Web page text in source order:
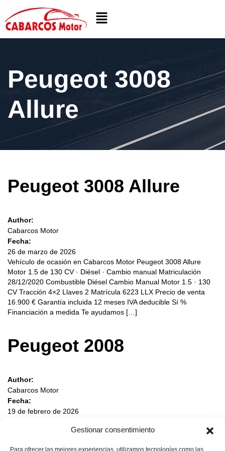
Gestionar consentimiento
Para ofrecer las mejores experiencias, utilizamos tecnologías como las
Peugeot 3008
Allure
Peugeot 3008 Allure
Author:
Cabarcos Motor
Fecha:
26 de marzo de 2026
Vehículo de ocasión en Cabarcos Motor Peugeot 3008 Allure
Motor 1.5 de 130 CV · Diésel · Cambio manual Matriculación
28/12/2020 Combustible Diésel Cambio Manual Motor 1.5 · 130
CV Tracción 4×2 Llaves 2 Matrícula 6223 LLX Precio de venta
16.900 € Garantía incluida 12 meses IVA deducible Sí %
Financiación a medida Te ayudamos […]
Peugeot 2008
Author:
Cabarcos Motor
Fecha:
19 de febrero de 2026
Pack Motor 1.5 de 110 CV · Diésel · Cambio manual Kilometraje